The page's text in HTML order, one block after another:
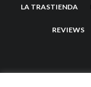
LA TRASTIENDA
REVIEWS